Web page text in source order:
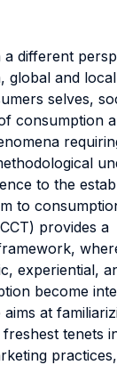
different
global and
selves,
consumption
to the
to
provides a
experiential,
become
at
tenets